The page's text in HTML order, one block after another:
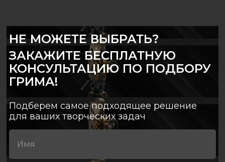
НЕ МОЖЕТЕ ВЫБРАТЬ?
ЗАКАЖИТЕ БЕСПЛАТНУЮ
КОНСУЛЬТАЦИЮ ПО ПОДБОРУ
ГРИМА!
Подберем самое подходящее решение
для ваших творческих задач